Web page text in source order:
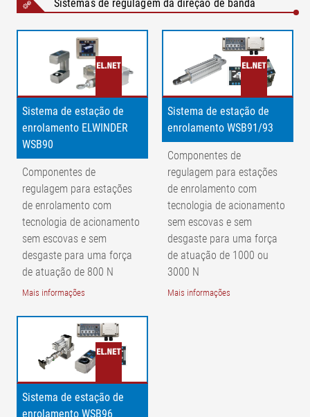
Sistemas de regulagem da direção de banda
Sistema de estação de
enrolamento ELWINDER
WSB90
Componentes de
regulagem para estações
de enrolamento com
tecnologia de acionamento
sem escovas e sem
desgaste para uma força
de atuação de 800 N
Mais informações
Sistema de estação de
enrolamento WSB91/93
Componentes de
regulagem para estações
de enrolamento com
tecnologia de acionamento
sem escovas e sem
desgaste para uma força
de atuação de 1000 ou
3000 N
Mais informações
Sistema de estação de
enrolamento WSB96